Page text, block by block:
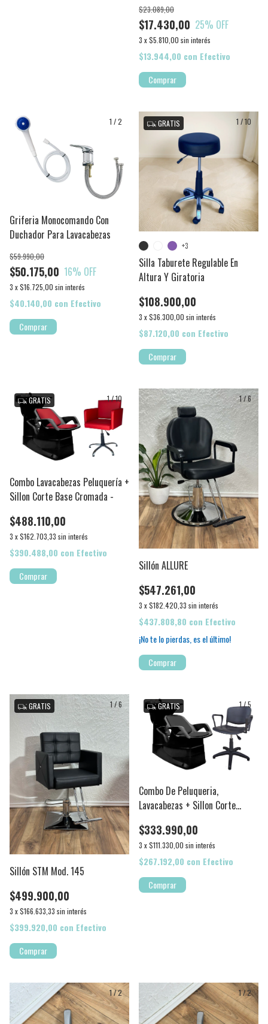
$17.430,00
$23.089,00
25% OFF
3 x$5.810,00 sin interés
$13.944,00 con Efectivo
1 /2
Griferia Monocomando Con
Duchador Para Lavacabezas
$50.175,00
$59.990,00
16% OFF
3 x$16.725,00 sin interés
$40.140,00 con Efectivo
Comprar
1 /10
GRATIS
Silla Taburete Regulable En
Altura Y Giratoria
$108.900,00
3 x$36.300,00 sin interés
$87.120,00 con Efectivo
+3
Comprar
1/10
GRATIS
Combo Lavacabezas Peluquería +
Sillon Corte Base Cromada -
$488.110,00
3 x$162.703,33 sin interés
$390.488,00 con Efectivo
Comprar
1/6
Sillón ALLURE
$547.261,00
3 x$182.420,33 sin interés
$437.808,80 con Efectivo
¡No te lo pierdas, es el último!
1/6
GRATIS
Sillón STM Mod. 145
$499.900,00
3 x$166.633,33 sin interés
$399.920,00 con Efectivo
1/5
GRATIS
Combo De Peluqueria,
Lavacabezas + Sillon Corte
$333.990,00
3 x$111.330,00 sin interés
$267.192,00 con Efectivo
1/2 1/2